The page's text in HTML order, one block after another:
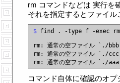
rm コマンドなどは 実行を
それを指定するとファイル
$ find . -type f -exec rm
rm: 通常の空ファイル `./
rm: 通常の空ファイル `./
コマンド自体に確認のオ